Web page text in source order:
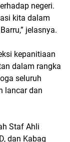
negeri.
kita dalam
jelasnya.
kepanitiaan
dalam rangka
seluruh
lancar dan
Staf Ahli
dan Kabag